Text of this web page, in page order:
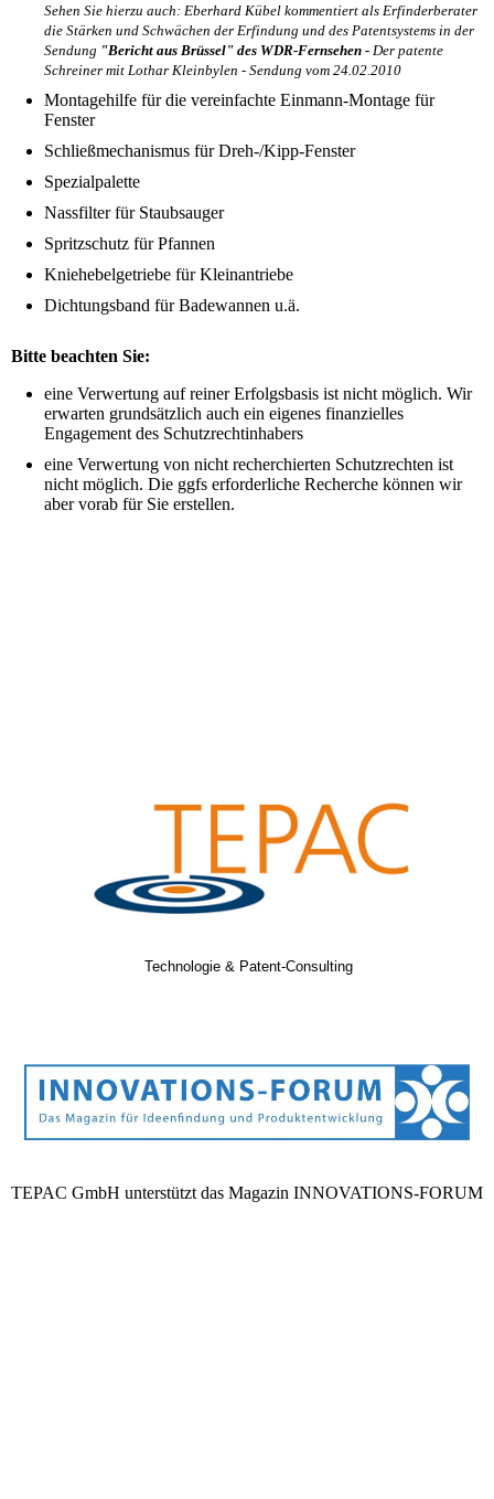
Sehen Sie hierzu auch: Eberhard Kübel kommentiert als Erfinderberater
die Stärken und Schwächen der Erfindung und des Patentsystems in der
Sendung "Bericht aus Brüssel" des WDR-Fernsehen - Der patente
Schreiner mit Lothar Kleinbylen - Sendung vom 24.02.2010
Montagehilfe für die vereinfachte Einmann-Montage für
Fenster
Schließmechanismus für Dreh-/Kipp-Fenster
Spezialpalette
Nassfilter für Staubsauger
Spritzschutz für Pfannen
Kniehebelgetriebe für Kleinantriebe
Dichtungsband für Badewannen u.ä.
Bitte beachten Sie:
eine Verwertung auf reiner Erfolgsbasis ist nicht möglich. Wir
erwarten grundsätzlich auch ein eigenes finanzielles
Engagement des Schutzrechtinhabers
eine Verwertung von nicht recherchierten Schutzrechten ist
nicht möglich. Die ggfs erforderliche Recherche können wir
aber vorab für Sie erstellen.
Technologie & Patent-Consulting
TEPAC GmbH unterstützt das Magazin INNOVATIONS-FORUM